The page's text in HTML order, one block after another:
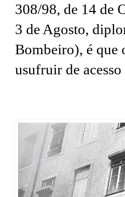
308/98, de 14 de
3 de Agosto,
Bombeiro), é que
usufruir de